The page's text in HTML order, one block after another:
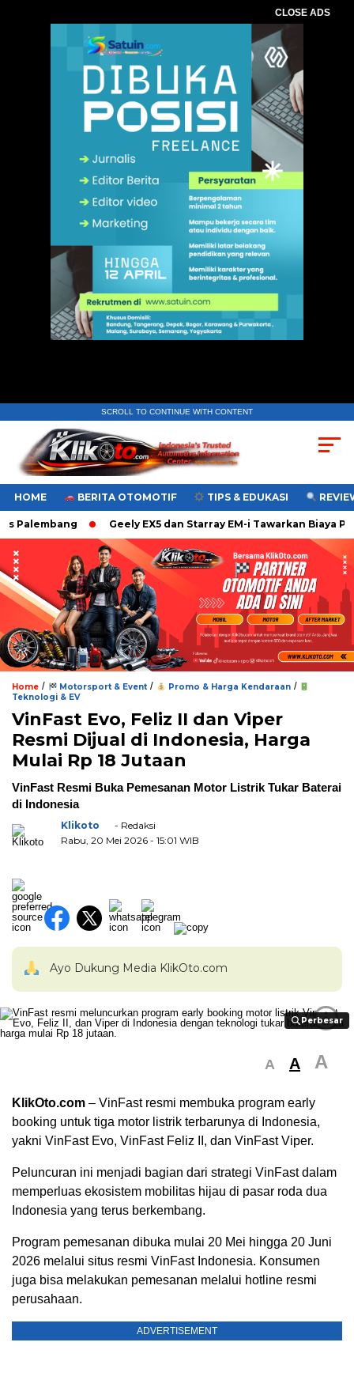
CLOSE ADS
SCROLL TO CONTINUE WITH CONTENT
HOME BERITA OTOMOTIF TIPS & EDUKASI
Geely EX5 dan Starray EM-i Tawarkan Biaya
Home / Motorsport & Event/ Promo & Harga Kendaraan/
Teknologi & EV
VinFast Evo, Feliz II dan Viper
Resmi Dijual di Indonesia, Harga
Mulai Rp 18 Jutaan
VinFast Resmi Buka Pemesanan Motor Listrik Tukar Baterai
di Indonesia
Klikoto
- Redaksi
Rabu, 20 Mei 2026 - 15:01 WIB
Ayo Dukung Media KlikOto.com
Perbesar
Perbesar
i
A A A
KlikOto.com – VinFastresmi membuka program early
booking untuk tiga motor listrik terbarunya di Indonesia,
yakni VinFast Evo, VinFast Feliz II, dan VinFast Viper.
Peluncuran ini menjadi bagian dari strategi VinFast dalam
memperluas ekosistem mobilitas hijau di pasar roda dua
Indonesia yang terus berkembang.
Program pemesanan dibuka mulai 20 Mei hingga 20 Juni
2026 melalui situs resmi VinFast Indonesia. Konsumen
juga bisa melakukan pemesanan melalui hotline resmi
perusahaan.
ADVERTISEMENT